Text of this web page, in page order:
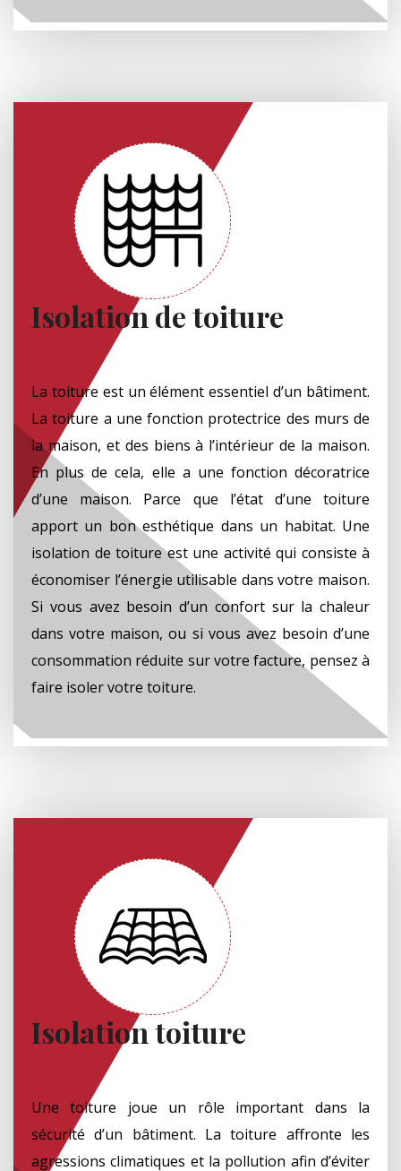
Isolation de toiture
La toiture est un élément essentiel d’un bâtiment.
La toiture a une fonction protectrice des murs de
la maison, et des biens à l’intérieur de la maison.
En plus de cela, elle a une fonction décoratrice
d’une maison. Parce que l’état d’une toiture
apport un bon esthétique dans un habitat. Une
isolation de toiture est une activité qui consiste à
économiser l’énergie utilisable dans votre maison.
Si vous avez besoin d’un confort sur la chaleur
dans votre maison, ou si vous avez besoin d’une
consommation réduite sur votre facture, pensez à
faire isoler votre toiture.
Isolation toiture
Une toiture joue un rôle important dans la
sécurité d’un bâtiment. La toiture affronte les
agressions climatiques et la pollution afin d’éviter